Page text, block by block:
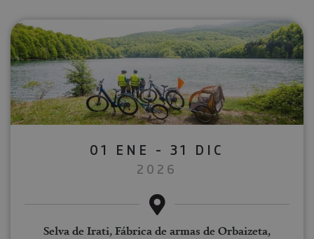
01 ENE - 31 DIC
2026
Selva de Irati, Fábrica de armas de Orbaizeta,